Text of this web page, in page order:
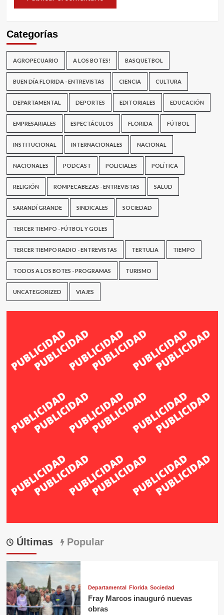
Categorías
AGROPECUARIO A LOS BOTES! BASQUETBOL
BUEN DÍA FLORIDA - ENTREVISTAS CIENCIA CULTURA
DEPARTAMENTAL DEPORTES EDITORIALES EDUCACIÓN
EMPRESARIALES ESPECTÁCULOS FLORIDA FÚTBOL
INSTITUCIONAL INTERNACIONALES NACIONAL
NACIONALES PODCAST POLICIALES POLÍTICA
RELIGIÓN ROMPECABEZAS - ENTREVISTAS SALUD
SARANDÍ GRANDE SINDICALES SOCIEDAD
TERCER TIEMPO - FÚTBOL Y GOLES
TERCER TIEMPO RADIO - ENTREVISTAS TERTULIA TIEMPO
TODOS A LOS BOTES - PROGRAMAS TURISMO
UNCATEGORIZED VIAJES
Últimas Popular
Departamental Florida Sociedad
Fray Marcos inauguró nuevas
obras